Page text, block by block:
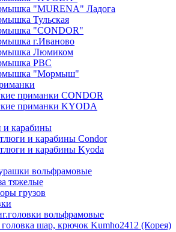
"MURENA" Ладога
Тульская
"CONDOR"
г.Иваново
Люмиком
РВС
"Мормыш"
приманки CONDOR
приманки KYODA
и карабины
и карабины Condor
и карабины Kyoda
вольфрамовые
тяжелые
грузов
вольфрамовые
шар, крючок Kumho2412 (Корея)